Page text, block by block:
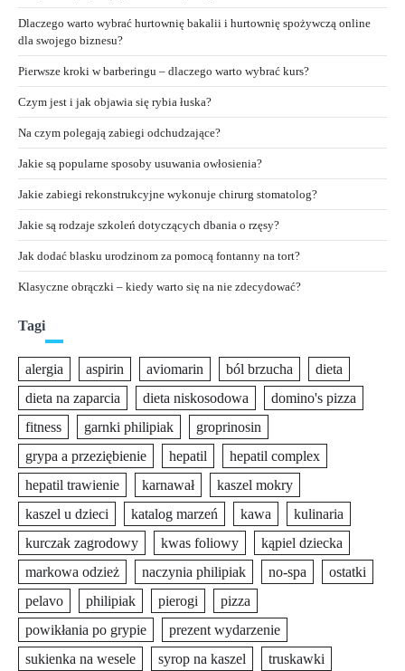
Dlaczego warto wybrać hurtownię bakalii i hurtownię spożywczą online
dla swojego biznesu?
Pierwsze kroki w barberingu – dlaczego warto wybrać kurs?
Czym jest i jak objawia się rybia łuska?
Na czym polegają zabiegi odchudzające?
Jakie są popularne sposoby usuwania owłosienia?
Jakie zabiegi rekonstrukcyjne wykonuje chirurg stomatolog?
Jakie są rodzaje szkoleń dotyczących dbania o rzęsy?
Jak dodać blasku urodzinom za pomocą fontanny na tort?
Klasyczne obrączki – kiedy warto się na nie zdecydować?
Tagi
alergia aspirin aviomarin ból brzucha
dieta
dieta na zaparcia
dieta niskosodowa
domino's pizza
fitness
garnki philipiak
groprinosin
grypa a przeziębienie
hepatil
hepatil complex
hepatil trawienie
karnawał
kaszel mokry
kaszel u dzieci
katalog marzeń kawa
kulinaria
kurczak zagrodowy
kwas foliowy
kąpiel dziecka
markowa odzież
naczynia philipiak no-spa
ostatki
pelavo
philipiak pierogi
pizza
powikłania po grypie
prezent wydarzenie
sukienka na wesele
syrop na kaszel truskawki